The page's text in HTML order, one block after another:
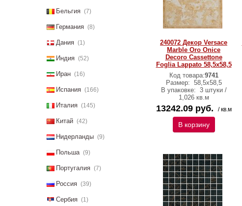
Бельгия (7)
Германия (8)
Дания (1)
Индия (52)
Иран (16)
Испания (166)
Италия (145)
Китай (42)
Нидерланды (9)
Польша (9)
Португалия (7)
Россия (39)
Сербия (1)
240072 Декор Versace
Marble Oro Onice
Decoro Cassettone
Foglia Lappato 58,5х58,5
Код товара:9741
Размер: 58,5х58,5
В упаковке: 3 штуки /
1,026 кв.м
13242.09 руб. / кв.м
В корзину